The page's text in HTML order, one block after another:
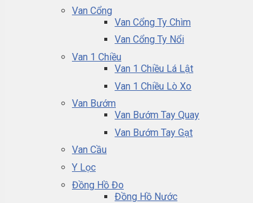
Van Cổng
Van Cổng Ty Chìm
Van Cổng Ty Nổi
Van 1 Chiều
Van 1 Chiều Lá Lật
Van 1 Chiều Lò Xo
Van Bướm
Van Bướm Tay Quay
Van Bướm Tay Gạt
Van Cầu
Y Lọc
Đồng Hồ Đo
Đồng Hồ Nước